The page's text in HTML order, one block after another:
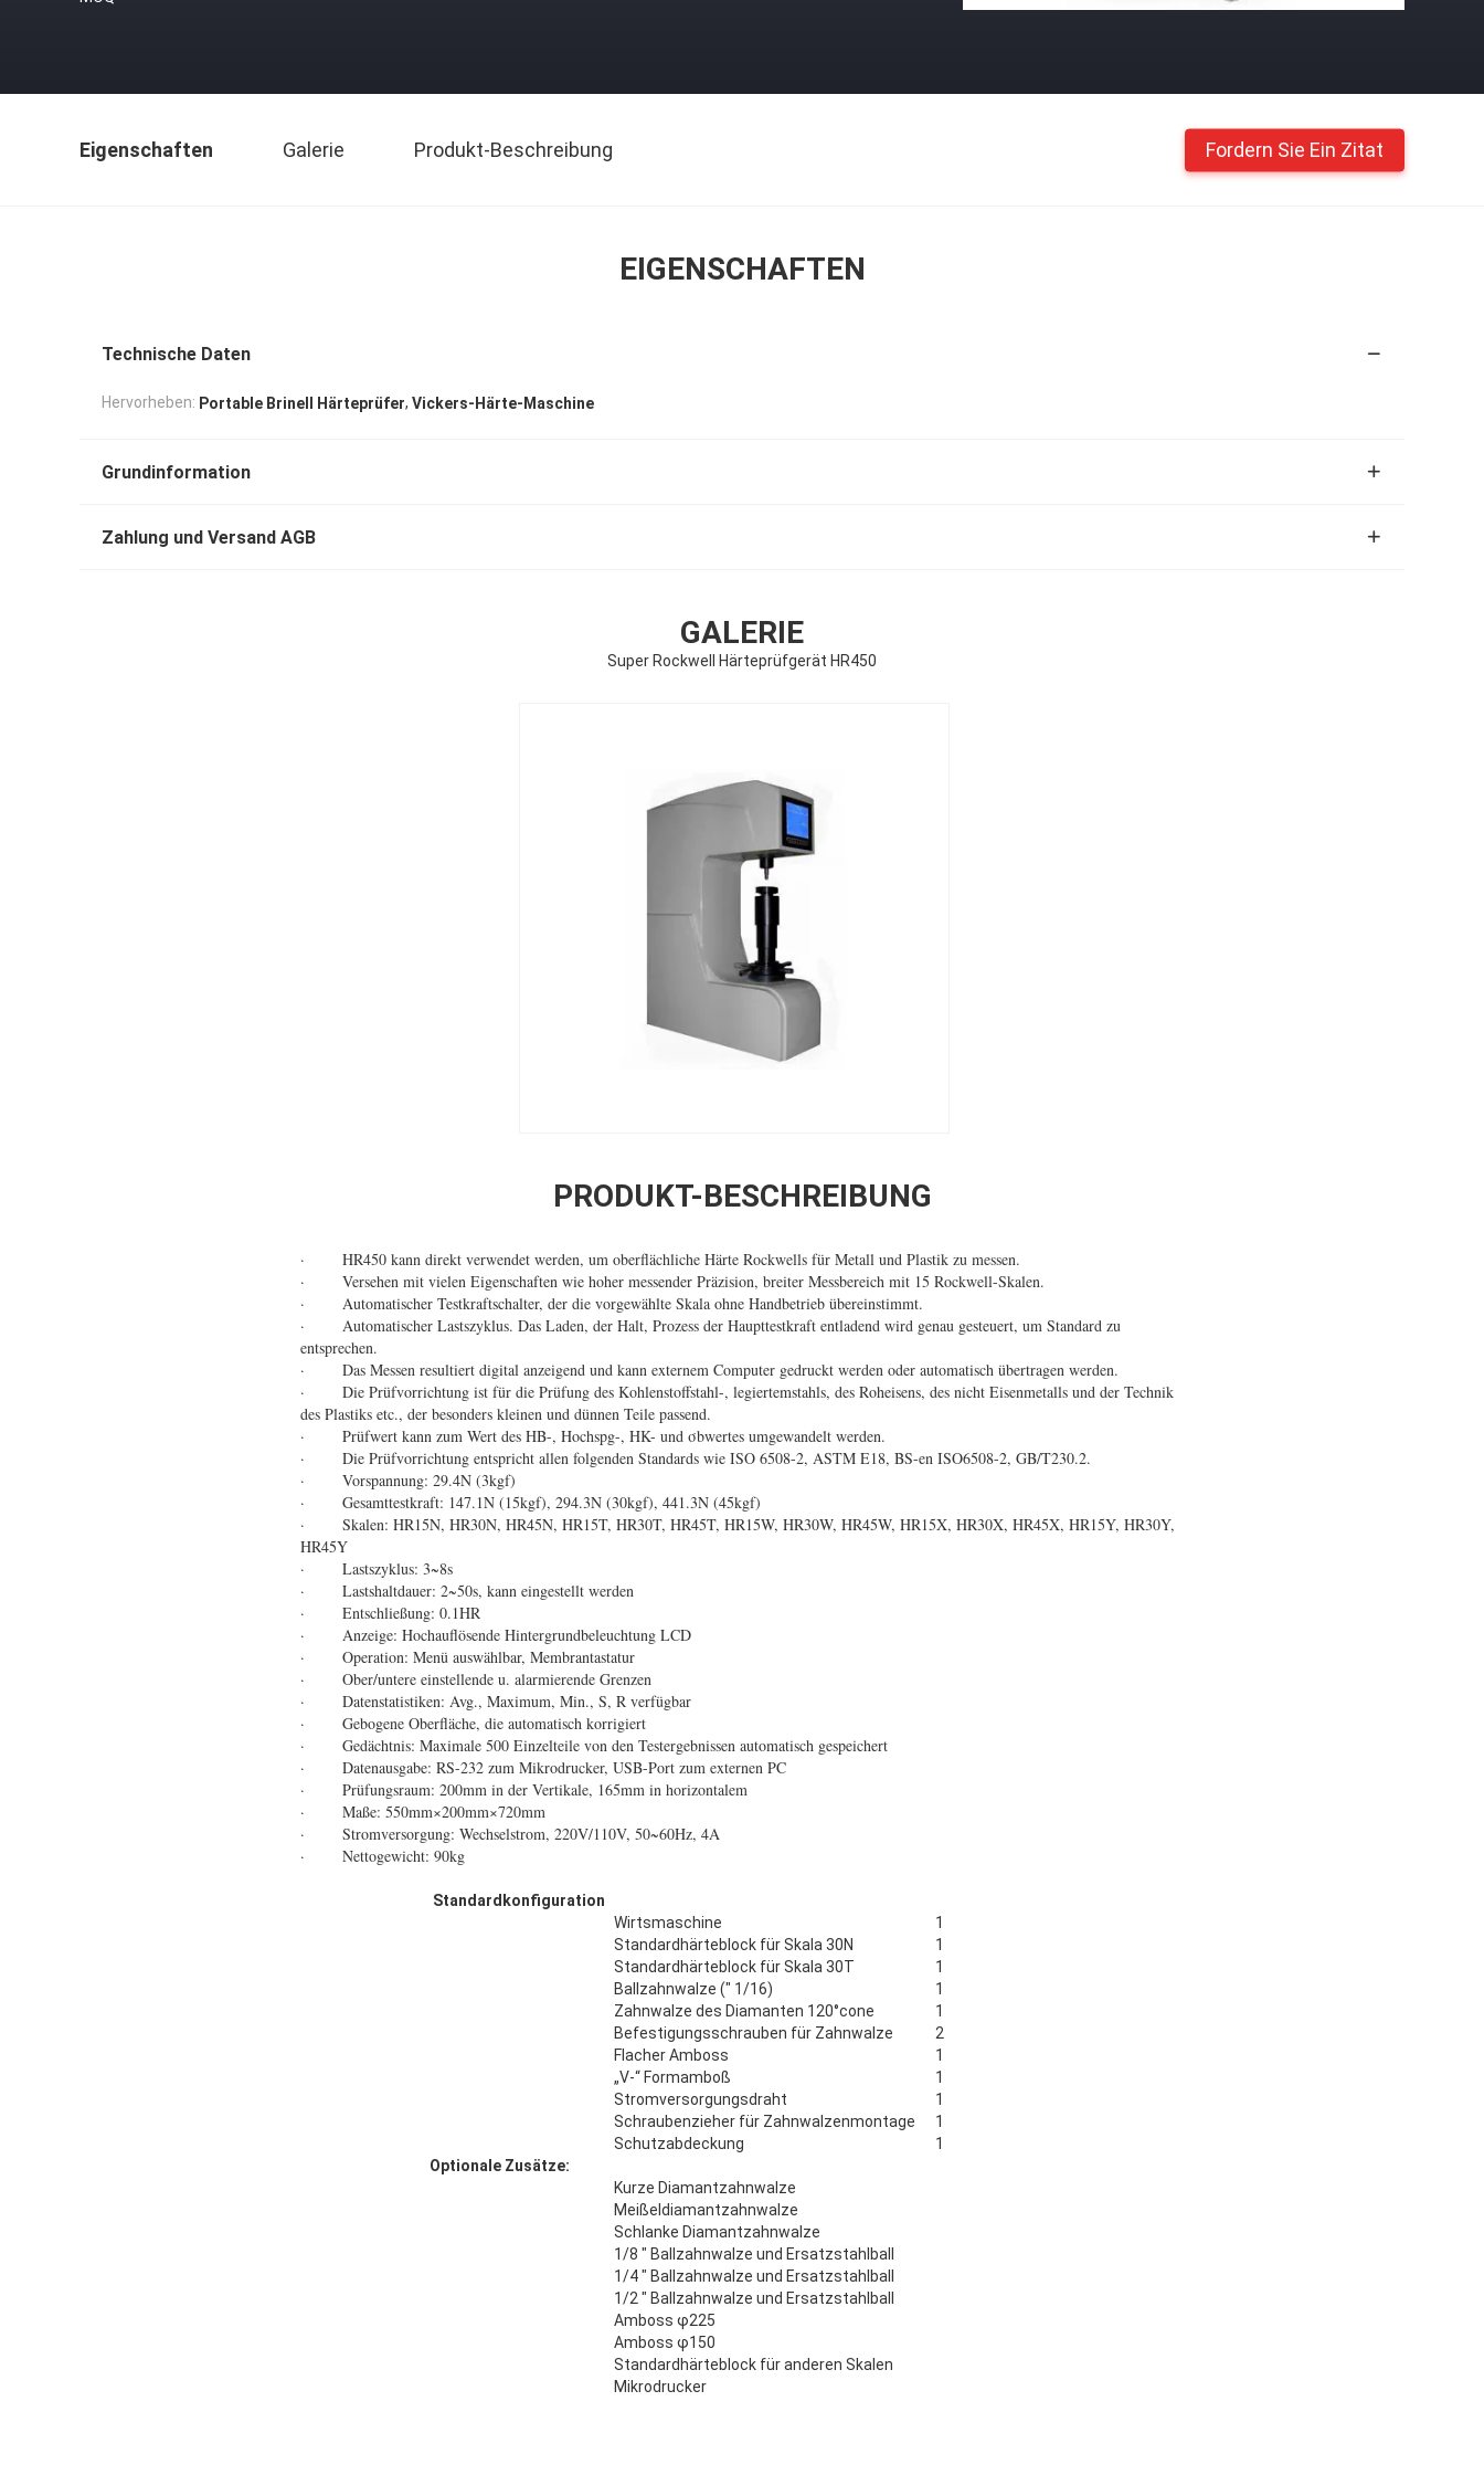
Eigenschaften Galerie Produkt-Beschreibung Fordern Sie Ein Zitat
EIGENSCHAFTEN
Technische Daten
Hervorheben: Portable Brinell Härteprüfer, Vickers-Härte-Maschine
Grundinformation
Zahlung und Versand AGB
GALERIE
Super Rockwell Härteprüfgerät HR450
PRODUKT-BESCHREIBUNG
· HR450 kann direkt verwendet werden, um oberflächliche Härte Rockwells für Metall und Plastik zu messen.
· Versehen mit vielen Eigenschaften wie hoher messender Präzision, breiter Messbereich mit 15 Rockwell-Skalen.
· Automatischer Testkraftschalter, der die vorgewählte Skala ohne Handbetrieb übereinstimmt.
· Automatischer Lastszyklus. Das Laden, der Halt, Prozess der Haupttestkraft entladend wird genau gesteuert, um Standard zu
entsprechen.
· Das Messen resultiert digital anzeigend und kann externem Computer gedruckt werden oder automatisch übertragen werden.
· Die Prüfvorrichtung ist für die Prüfung des Kohlenstoffstahl-, legiertemstahls, des Roheisens, des nicht Eisenmetalls und der Technik
des Plastiks etc., der besonders kleinen und dünnen Teile passend.
· Prüfwert kann zum Wert des HB-, Hochspg-, HK- und σbwertes umgewandelt werden.
· Die Prüfvorrichtung entspricht allen folgenden Standards wie ISO 6508-2, ASTM E18, BS-en ISO6508-2, GB/T230.2.
· Vorspannung: 29.4N (3kgf)
· Gesamttestkraft: 147.1N (15kgf), 294.3N (30kgf), 441.3N (45kgf)
· Skalen: HR15N, HR30N, HR45N, HR15T, HR30T, HR45T, HR15W, HR30W, HR45W, HR15X, HR30X, HR45X, HR15Y, HR30Y,
HR45Y
· Lastszyklus: 3~8s
· Lastshaltdauer: 2~50s, kann eingestellt werden
· Entschließung: 0.1HR
· Anzeige: Hochauflösende Hintergrundbeleuchtung LCD
· Operation: Menü auswählbar, Membrantastatur
· Ober/untere einstellende u. alarmierende Grenzen
· Datenstatistiken: Avg., Maximum, Min., S, R verfügbar
· Gebogene Oberfläche, die automatisch korrigiert
· Gedächtnis: Maximale 500 Einzelteile von den Testergebnissen automatisch gespeichert
· Datenausgabe: RS-232 zum Mikrodrucker, USB-Port zum externen PC
· Prüfungsraum: 200mm in der Vertikale, 165mm in horizontalem
· Maße: 550mm×200mm×720mm
· Stromversorgung: Wechselstrom, 220V/110V, 50~60Hz, 4A
· Nettogewicht: 90kg
Standardkonfiguration
Wirtsmaschine
1
Standardhärteblock für Skala 30N
1
Standardhärteblock für Skala 30T
1
Ballzahnwalze (″ 1/16)
1
Zahnwalze des Diamanten 120°cone
1
Befestigungsschrauben für Zahnwalze
2
Flacher Amboss
1
„V-“ Formamboß
1
Stromversorgungsdraht
1
Schraubenzieher für Zahnwalzenmontage
1
Schutzabdeckung
1
Optionale Zusätze:
Kurze Diamantzahnwalze
Meißeldiamantzahnwalze
Schlanke Diamantzahnwalze
1/8 ″ Ballzahnwalze und Ersatzstahlball
1/4 ″ Ballzahnwalze und Ersatzstahlball
1/2 ″ Ballzahnwalze und Ersatzstahlball
Amboss φ225
Amboss φ150
Standardhärteblock für anderen Skalen
Mikrodrucker